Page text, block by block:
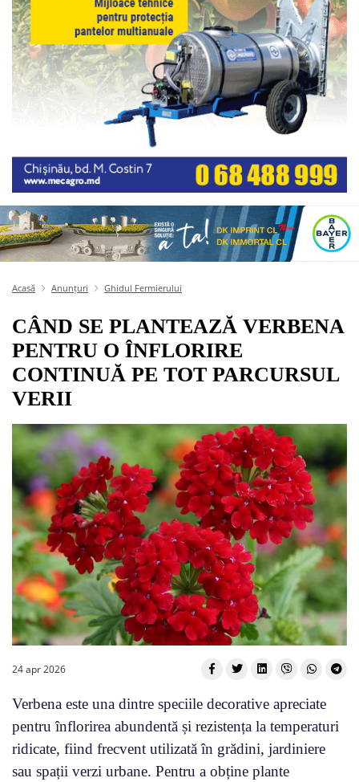
Acasă Anunțuri Ghidul Fermierului
CÂND SE PLANTEAZĂ VERBENA
PENTRU O ÎNFLORIRE
CONTINUĂ PE TOT PARCURSUL
VERII
24 apr 2026
Verbena este una dintre speciile decorative apreciate
pentru înflorirea abundentă și rezistența la temperaturi
ridicate, fiind frecvent utilizată în grădini, jardiniere
sau spații verzi urbane. Pentru a obține plante